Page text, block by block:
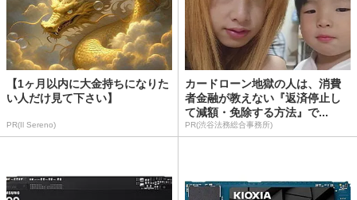
【1ヶ月以内に大金持ちになりた
い人だけ見て下さい】
PR(Il Sereno)
カードローン地獄の人は、消費
者金融が教えない『返済停止し
て減額・免除する方法』で...
PR(渋谷法務総合事務所)